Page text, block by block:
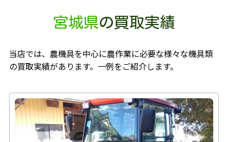
宮城県の買取実績
当店では、農機具を中心に農作業に必要な様々な機具類
の買取実績があります。一例をご紹介します。